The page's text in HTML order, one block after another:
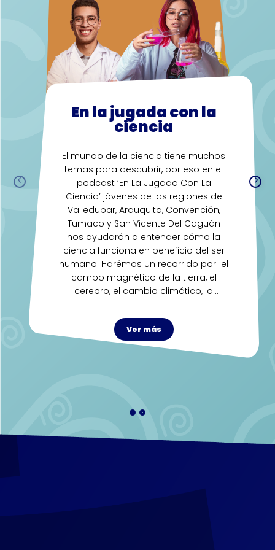
En la jugada con la
ciencia
El mundo de la ciencia tiene muchos
temas para descubrir, por eso en el
podcast ‘En La Jugada Con La
Ciencia’ jóvenes de las regiones de
Valledupar, Arauquita, Convención,
Tumaco y San Vicente Del Caguán
nos ayudarán a entender cómo la
ciencia funciona en beneficio del ser
humano. Harémos un recorrido por el
campo magnético de la tierra, el
cerebro, el cambio climático, la
negros. Escucha esta nueva
producción de Exploremos, un
espacio para aprender.
Ver más